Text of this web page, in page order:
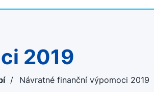
2019
/ Návratné finanční výpomoci 2019